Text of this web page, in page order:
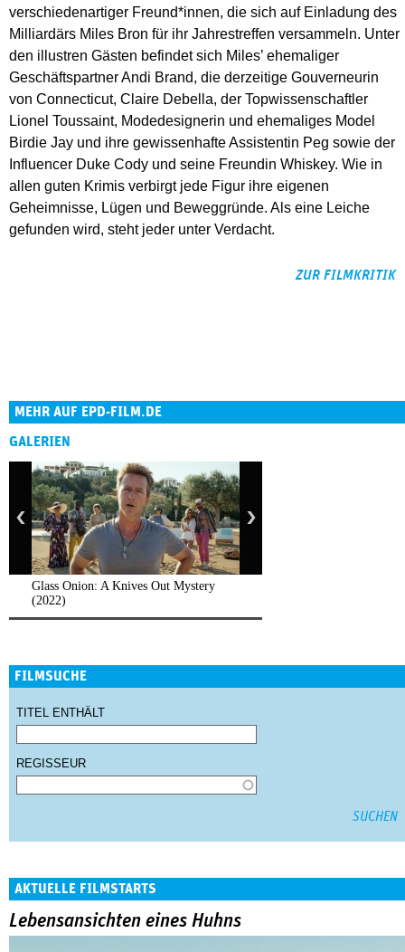
verschiedenartiger Freund*innen, die sich auf Einladung des
Milliardärs Miles Bron für ihr Jahrestreffen versammeln. Unter
den illustren Gästen befindet sich Miles’ ehemaliger
Geschäftspartner Andi Brand, die derzeitige Gouverneurin
von Connecticut, Claire Debella, der Topwissenschaftler
Lionel Toussaint, Modedesignerin und ehemaliges Model
Birdie Jay und ihre gewissenhafte Assistentin Peg sowie der
Influencer Duke Cody und seine Freundin Whiskey. Wie in
allen guten Krimis verbirgt jede Figur ihre eigenen
Geheimnisse, Lügen und Beweggründe. Als eine Leiche
gefunden wird, steht jeder unter Verdacht.
ZUR FILMKRITIK
MEHR AUF EPD-FILM.DE
GALERIEN
Glass Onion: A Knives Out Mystery
(2022)
FILMSUCHE
TITEL ENTHÄLT
REGISSEUR
AKTUELLE FILMSTARTS
Lebensansichten eines Huhns